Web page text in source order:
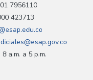
7956110
423713
a.m. a 5 p.m.